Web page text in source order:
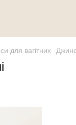
для вагітних